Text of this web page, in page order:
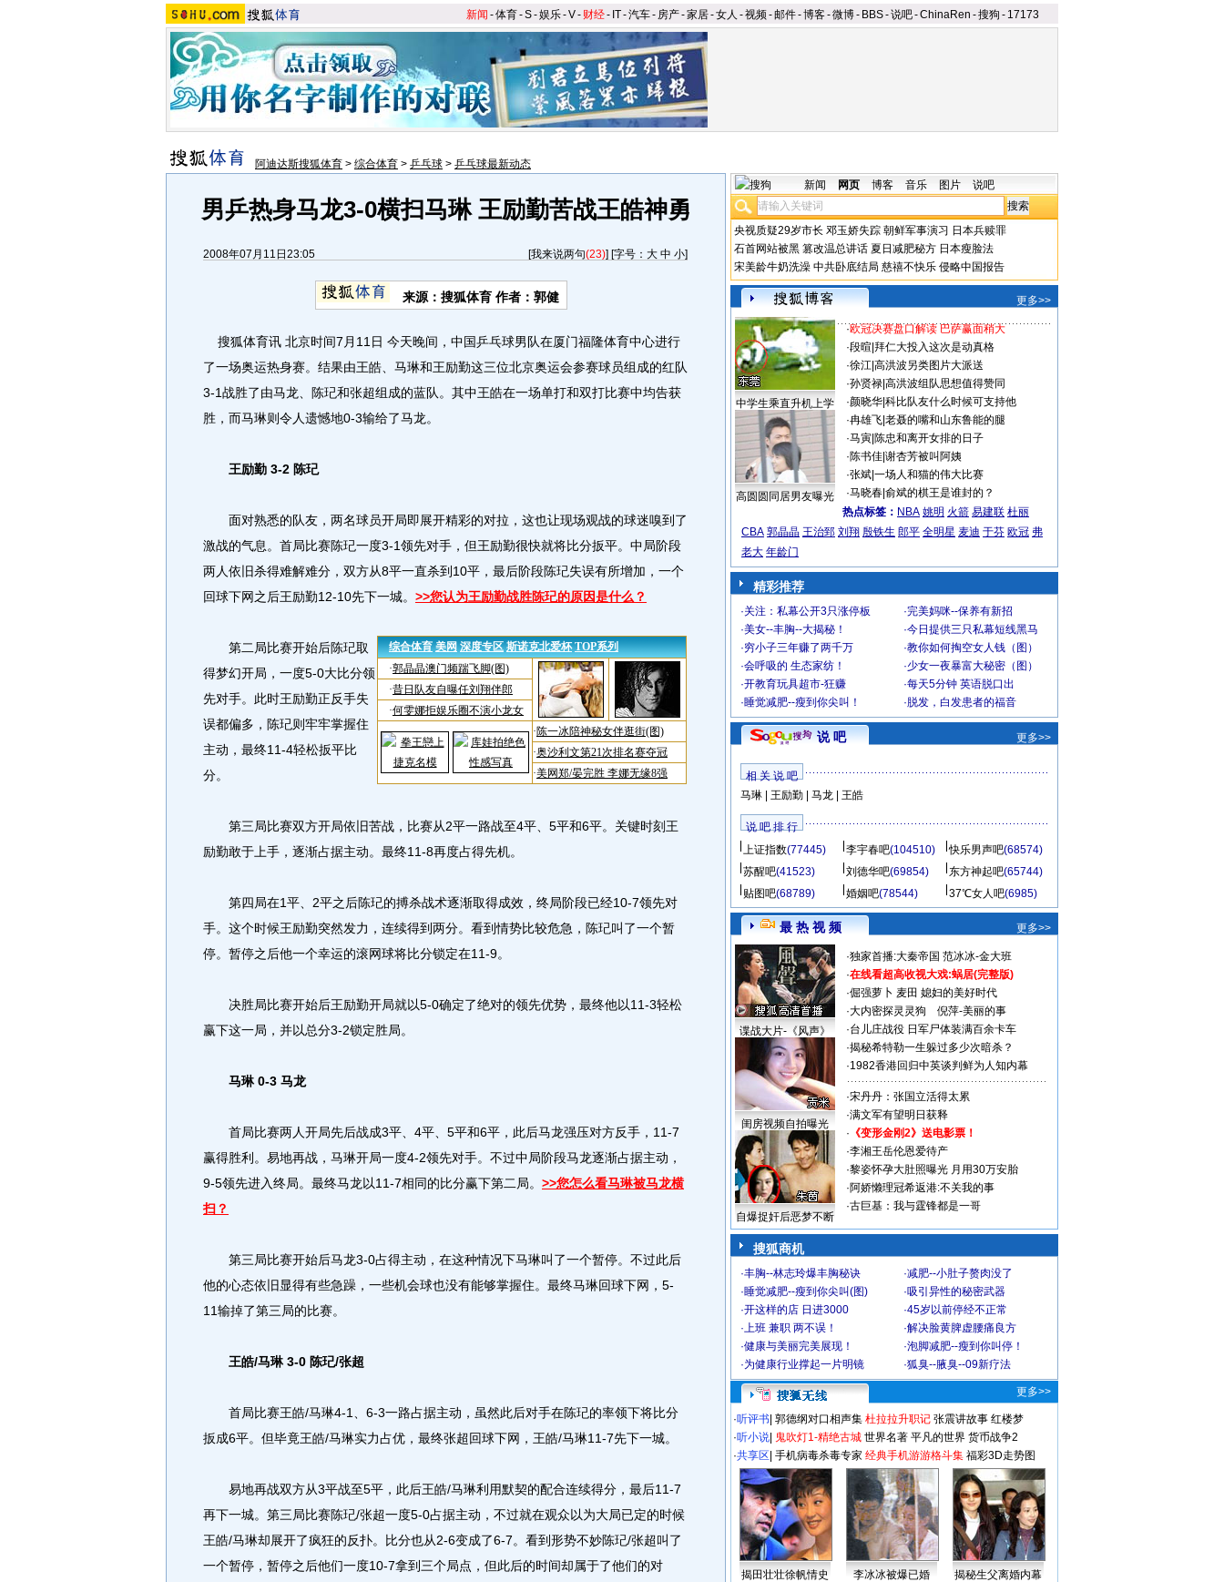
新闻 -体育-S-娱乐-V- 财经- IT-汽车- 房产-家居-女人 -视频-邮件-博客-微博- BBS-说吧-ChinaRen -搜狗 - 17173
阿迪达斯搜狐体育 > 综合体育 > 乒乓球 > 乒乓球最新动态
男乒热身马龙3-0横扫马琳 王励勤苦战王皓神勇
2008年07月11日23:05 [我来说两句(23)] [字号： 大 中 小]
来源：搜狐体育 作者：郭健
搜狐体育讯 北京时间7月11日 今天晚间，中国乒乓球男队在厦门福隆体育中心进行
了一场奥运热身赛。结果由王皓、马琳和王励勤这三位北京奥运会参赛球员组成的红队
3-1战胜了由马龙、陈玘和张超组成的蓝队。其中王皓在一场单打和双打比赛中均告获
胜，而马琳则令人遗憾地0-3输给了马龙。
王励勤 3-2 陈玘
面对熟悉的队友，两名球员开局即展开精彩的对拉，这也让现场观战的球迷嗅到了
激战的气息。首局比赛陈玘一度3-1领先对手，但王励勤很快就将比分扳平。中局阶段
两人依旧杀得难解难分，双方从8平一直杀到10平，最后阶段陈玘失误有所增加，一个
回球下网之后王励勤12-10先下一城。 >>您认为王励勤战胜陈玘的原因是什么？
第二局比赛开始后陈玘取
得梦幻开局，一度5-0大比分领
先对手。此时王励勤正反手失
误都偏多，陈玘则牢牢掌握住
主动，最终11-4轻松扳平比
分。
第三局比赛双方开局依旧苦战，比赛从2平一路战至4平、5平和6平。关键时刻王
励勤敢于上手，逐渐占据主动。最终11-8再度占得先机。
第四局在1平、2平之后陈玘的搏杀战术逐渐取得成效，终局阶段已经10-7领先对
手。这个时候王励勤突然发力，连续得到两分。看到情势比较危急，陈玘叫了一个暂
停。暂停之后他一个幸运的滚网球将比分锁定在11-9。
决胜局比赛开始后王励勤开局就以5-0确定了绝对的领先优势，最终他以11-3轻松
赢下这一局，并以总分3-2锁定胜局。
马琳 0-3 马龙
首局比赛两人开局先后战成3平、4平、5平和6平，此后马龙强压对方反手，11-7
赢得胜利。易地再战，马琳开局一度4-2领先对手。不过中局阶段马龙逐渐占据主动，
9-5领先进入终局。最终马龙以11-7相同的比分赢下第二局。 >>您怎么看马琳被马龙横
扫？
第三局比赛开始后马龙3-0占得主动，在这种情况下马琳叫了一个暂停。不过此后
他的心态依旧显得有些急躁，一些机会球也没有能够掌握住。最终马琳回球下网，5-
11输掉了第三局的比赛。
王皓/马琳 3-0 陈玘/张超
首局比赛王皓/马琳4-1、6-3一路占据主动，虽然此后对手在陈玘的率领下将比分
扳成6平。但毕竟王皓/马琳实力占优，最终张超回球下网，王皓/马琳11-7先下一城。
易地再战双方从3平战至5平，此后王皓/马琳利用默契的配合连续得分，最后11-7
再下一城。第三局比赛陈玘/张超一度5-0占据主动，不过就在观众以为大局已定的时候
王皓/马琳却展开了疯狂的反扑。比分也从2-6变成了6-7。看到形势不妙陈玘/张超叫了
一个暂停，暂停之后他们一度10-7拿到三个局点，但此后的时间却属于了他们的对
新闻 网页 博客 音乐 图片 说吧
央视质疑29岁市长 邓玉娇失踪 朝鲜军事演习 日本兵赎罪
石首网站被黑 篡改温总讲话 夏日减肥秘方 日本瘦脸法
宋美龄牛奶洗澡 中共卧底结局 慈禧不快乐 侵略中国报告
更多>>
中学生乘直升机上学
高圆圆同居男友曝光
·欧冠决赛盘口解读 巴萨赢面稍大
·段暄 拜仁大投入这次是动真格
·徐江| 高洪波另类图片大派送
·孙贤禄| 高洪波组队思想值得赞同
·颜晓华| 科比队友什么时候可支持他
·冉雄飞| 老聂的嘴和山东鲁能的腿
·马寅| 陈忠和离开女排的日子
·陈书佳| 谢杏芳被叫阿姨
·张斌| 一场人和猫的伟大比赛
·马晓春| 俞斌的棋王是谁封的？
热点标签： NBA 姚明 火箭 易建联 杜丽
CBA 郭晶晶 王治郅 刘翔 殷铁生 郎平 全明星 麦迪 于芬 欧冠 弗
老大 年龄门
精彩推荐
·关注：私幕公开3只涨停板 ·完美妈咪--保养有新招
·美女--丰胸--大揭秘！ ·今日提供三只私幕短线黑马
·穷小子三年赚了两千万 ·教你如何掏空女人钱（图）
·会呼吸的 生态家纺！ ·少女一夜暴富大秘密（图）
·开教育玩具超市-狂赚 ·每天5分钟 英语脱口出
·睡觉减肥--瘦到你尖叫！ · 脱发，白发患者的福音
说 吧 更多>>
相 关 说 吧
马琳| 王励勤| 马龙| 王皓
说 吧 排 行
上证指数(77445) 李宇春吧(104510) 快乐男声吧(68574)
苏醒吧(41523) 刘德华吧(69854) 东方神起吧(65744)
贴图吧(68789) 婚姻吧(78544) 37℃女人吧(6985)
最 热 视 频 更多>>
谍战大片-《风声》
闺房视频自拍曝光
自爆捉奸后恶梦不断
·独家首播:大秦帝国 范冰冰-金大班
·在线看超高收视大戏:蜗居(完整版)
·倔强萝卜 麦田 媳妇的美好时代
·大内密探灵灵狗
倪萍-美丽的事
·台儿庄战役 日军尸体装满百余卡车
·揭秘希特勒一生躲过多少次暗杀？
·1982香港回归中英谈判鲜为人知内幕
·宋丹丹：张国立活得太累
·满文军有望明日获释
· 《变形金刚2》送电影票！
·李湘王岳伦恩爱待产
·黎姿怀孕大肚照曝光 月用30万安胎
·阿娇懒理冠希返港:不关我的事
·古巨基：我与霆锋都是一哥
搜狐商机
·丰胸--林志玲爆丰胸秘诀 ·减肥--小肚子赘肉没了
·睡觉减肥--瘦到你尖叫(图) ·吸引异性的秘密武器
·开这样的店 日进3000 ·45岁以前停经不正常
·上班 兼职 两不误！ ·解决脸黄脾虚腰痛良方
·健康与美丽完美展现！ ·泡脚减肥--瘦到你叫停！
·为健康行业撑起一片明镜 ·狐臭--腋臭--09新疗法
更多>>
·听评书 郭德纲对口相声集 杜拉拉升职记 张震讲故事 红楼梦
·听小说 鬼吹灯1-精绝古城 世界名著 平凡的世界 货币战争2
·共享区 手机病毒杀毒专家 经典手机游游格斗集 福彩3D走势图
揭田壮壮徐帆情史 李冰冰被爆已婚
揭秘生父离婚内幕